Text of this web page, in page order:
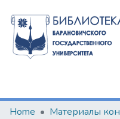
Communities & Collections
Home